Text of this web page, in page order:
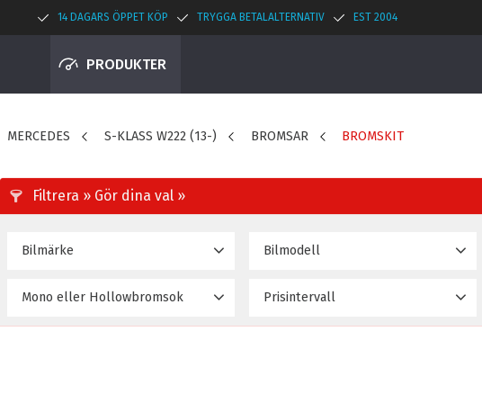
14 DAGARS ÖPPET KÖP TRYGGA BETALALTERNATIV EST 2004
PRODUKTER
MERCEDES S-KLASS W222 (13-) BROMSAR BROMSKIT
Prisintervall
Mono eller Hollowbromsok
Bilmärke Bilmodell